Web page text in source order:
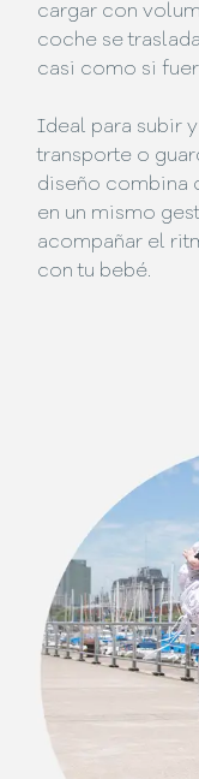
cargar con
coche se
casi como si
Ideal para subir
transporte o
diseño combina
en un mismo
acompañar el
con tu bebé.